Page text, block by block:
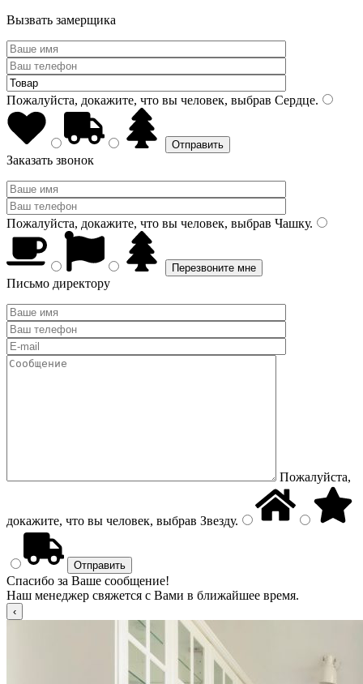
Вызвать замерщика
Пожалуйста, докажите, что вы человек, выбрав Сердце.
Заказать звонок
Пожалуйста, докажите, что вы человек, выбрав Чашку.
Письмо директору
Пожалуйста,
докажите, что вы человек, выбрав Звезду.
Спасибо за Ваше сообщение!
Наш менеджер свяжется с Вами в ближайшее время.